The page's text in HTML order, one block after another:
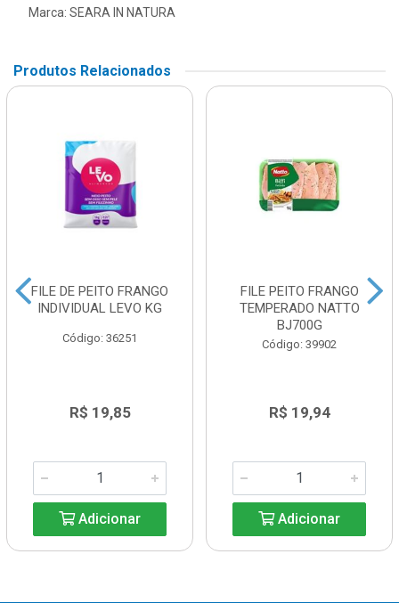
Marca: SEARA IN NATURA
Produtos Relacionados
FILE DE PEITO FRANGO
INDIVIDUAL LEVO KG
Código: 36251
R$ 19,85
Adicionar
FILE PEITO FRANGO
TEMPERADO NATTO
BJ700G
Código: 39902
R$ 19,94
Adicionar